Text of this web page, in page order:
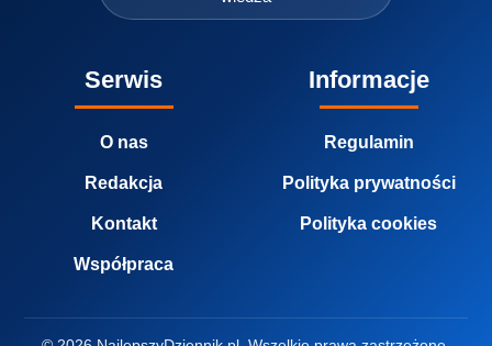
Serwis
O nas
Redakcja
Kontakt
Współpraca
Informacje
Regulamin
Polityka prywatności
Polityka cookies